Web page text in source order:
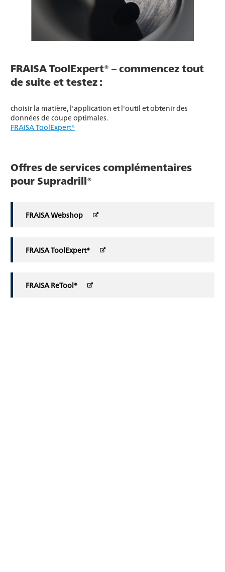
FRAISA ToolExpert® – commencez tout
de suite et testez :
choisir la matière, l'application et l'outil et obtenir des
données de coupe optimales.
FRAISA ToolExpert®
Offres de services complémentaires
pour Supradrill®
FRAISA Webshop
FRAISA ToolExpert®
FRAISA ReTool®